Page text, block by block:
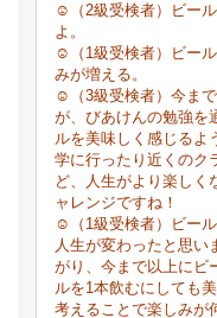
☺（2級受検者）ビー
よ。
☺（1級受検者）ビー
みが増える。
☺（3級受検者）今ま
が、びあけんの勉強を
ルを美味しく感じるよ
学に行ったり近くのク
ど、人生がより楽しく
ャレンジですね！
☺（1級受検者）ビー
人生が変わったと思い
がり、今まで以上にビ
ルを1本飲むにしても
考えることで楽しみが